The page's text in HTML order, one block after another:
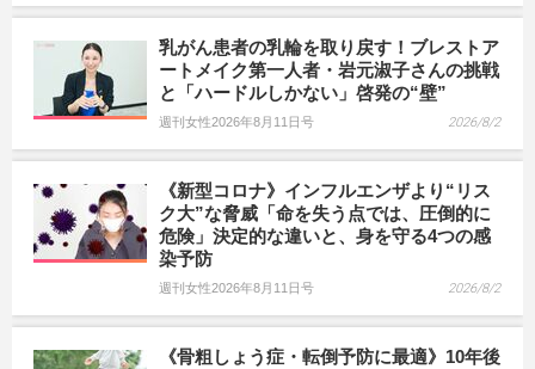
乳がん患者の乳輪を取り戻す！ブレストア
ートメイク第一人者・岩元淑子さんの挑戦
と「ハードルしかない」啓発の“壁”
週刊女性2026年8月11日号 2026/8/2
《新型コロナ》インフルエンザより“リス
ク大”な脅威「命を失う点では、圧倒的に
危険」決定的な違いと、身を守る4つの感
染予防
週刊女性2026年8月11日号 2026/8/2
《骨粗しょう症・転倒予防に最適》10年後